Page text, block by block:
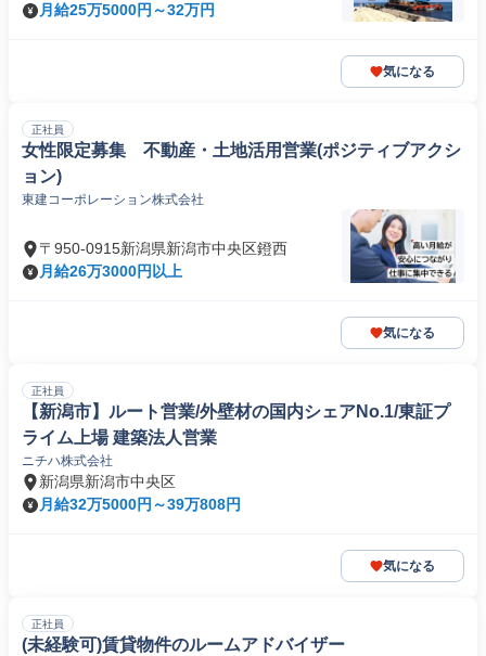
月給25万5000円～32万円
気になる
正社員
女性限定募集 不動産・土地活用営業(ポジティブアクシ
ョン)
東建コーポレーション株式会社
〒950-0915新潟県新潟市中央区鐙西
月給26万3000円以上
気になる
正社員
【新潟市】ルート営業/外壁材の国内シェアNo.1/東証プ
ライム上場 建築法人営業
ニチハ株式会社
新潟県新潟市中央区
月給32万5000円～39万808円
気になる
正社員
(未経験可)賃貸物件のルームアドバイザー